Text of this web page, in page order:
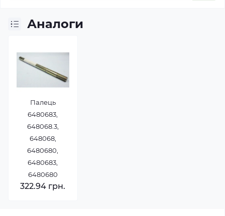
Аналоги
Палець
6480683,
648068.3,
648068,
6480680,
6480683,
6480680
322.94 грн.